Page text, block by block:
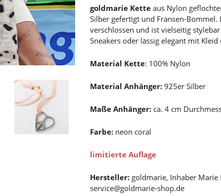
goldmarie Kette aus Nylon
Silber gefertigt und Fransen-
verschlossen und ist vielseitig
Sneakers oder lässig elegant mit Kleid
Material Kette: 100% Nylon
Material Anhänger: 925er Silber
Maße Anhänger: ca. 4 cm
Farbe: neon coral
limitierte Auflage
Hersteller: goldmarie, Inhaber
service@goldmarie-shop.de